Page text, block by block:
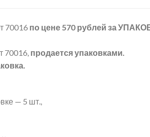
70016 по цене 570 рублей за
70016, продается упаковками.
— 5 шт.,